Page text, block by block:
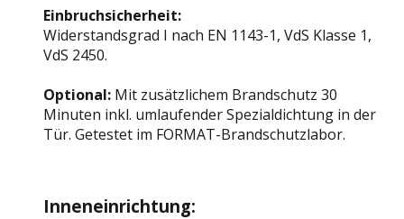
Einbruchsicherheit:
Widerstandsgrad I nach EN 1143-1, VdS Klasse 1,
VdS 2450.
Optional: Mit zusätzlichem Brandschutz 30
Minuten inkl. umlaufender Spezialdichtung in der
Tür. Getestet im FORMAT-Brandschutzlabor.
Inneneinrichtung: